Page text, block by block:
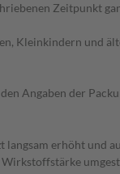
Zeitpunkt
Kleinkindern und
Angaben der
erhöht und